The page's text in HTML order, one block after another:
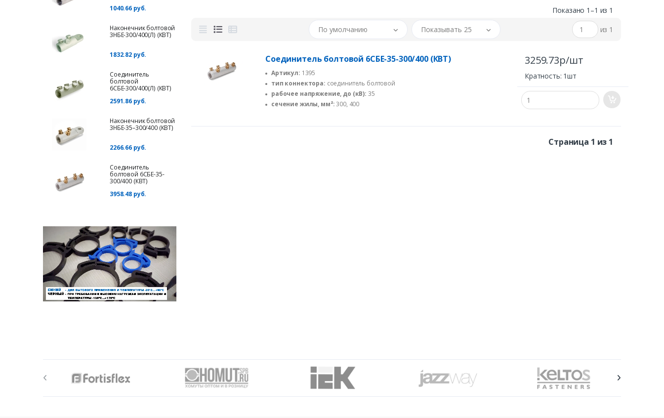
1040.66 руб.
Наконечник болтовой
3НБЕ-300/400(Л) (КВТ)
1832.82 руб.
Соединитель
болтовой
6СБЕ-300/400(Л) (КВТ)
2591.86 руб.
Наконечник болтовой
3НБЕ-35–300/400 (КВТ)
2266.66 руб.
Соединитель
болтовой 6СБЕ-35-
300/400 (КВТ)
3958.48 руб.
Показано 1–1 из 1
По умолчанию Показывать 25 из 1
Соединитель болтовой 6СБЕ-35-300/400 (КВТ)
Артикул: 1395
тип коннектора: соединитель болтовой
рабочее напряжение, до (кВ): 35
сечение жилы, мм²:300, 400
3259.73р/шт
Кратность: 1шт
Страница 1 из 1